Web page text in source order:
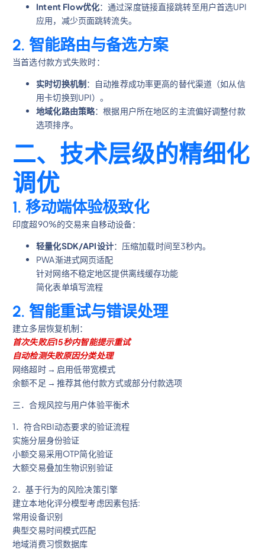
Intent Flow优化：通过深度链接直接跳转至用户首选UPI
应用，减少页面跳转流失。
2. 智能路由与备选方案
当首选付款方式失败时：
实时切换机制：自动推荐成功率更高的替代渠道（如从信
用卡切换到UPI）。
地域化路由策略：根据用户所在地区的主流偏好调整付款
选项排序。
二、技术层级的精细化
调优
1. 移动端体验极致化
印度超90%的交易来自移动设备：
轻量化SDK/API设计：压缩加载时间至3秒内。
PWA渐进式网页适配
针对网络不稳定地区提供离线缓存功能
简化表单填写流程
2. 智能重试与错误处理
建立多层恢复机制：
首次失败后15秒内智能提示重试
自动检测失败原因分类处理
网络超时 → 启用低带宽模式
余额不足 → 推荐其他付款方式或部分付款选项
三．合规风控与用户体验平衡术
1．符合RBI动态要求的验证流程
实施分层身份验证
小额交易采用OTP简化验证
大额交易叠加生物识别验证
2．基于行为的风险决策引擎
建立本地化评分模型考虑因素包括:
常用设备识别
典型交易时间模式匹配
地域消费习惯数据库